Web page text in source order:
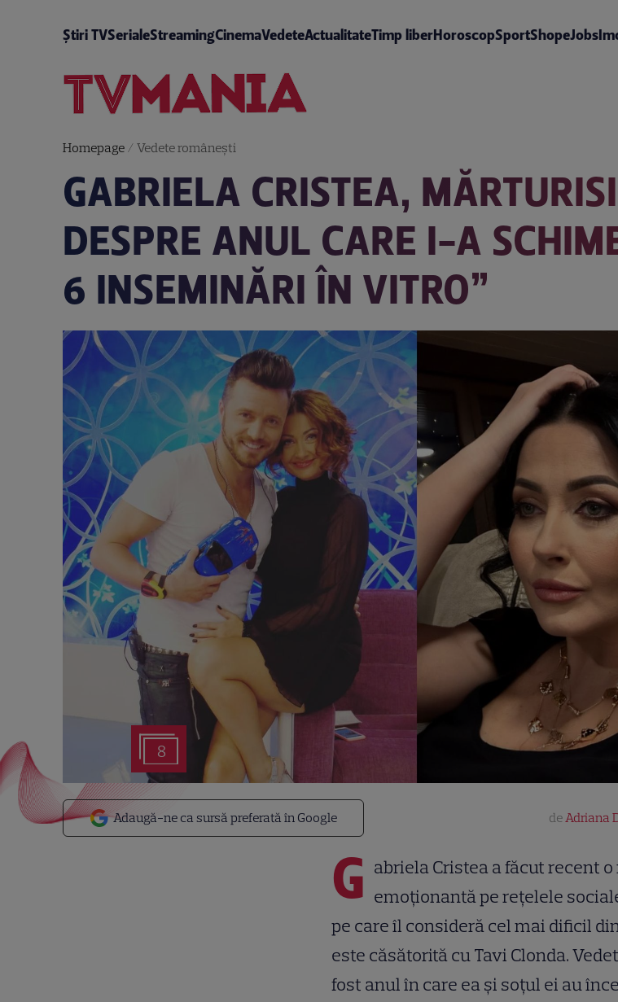
Știri TVSerialeStreamingCinemaVedeteActualitateTimp liberHoroscopSportShopeJobs
Homepage/ Vedete româneşti
GABRIELA CRISTEA,
DESPRE ANUL CARE I-A
6 INSEMINĂRI ÎN VITRO”
8
Adaugă-ne ca sursă preferată în Google deAdriana
G abriela Cristea a făcut recent
emoționantă pe rețelele
pe care îl consideră cel mai dificil
este căsătorită cu Tavi Clonda.
fost anul în care ea și soțul ei au